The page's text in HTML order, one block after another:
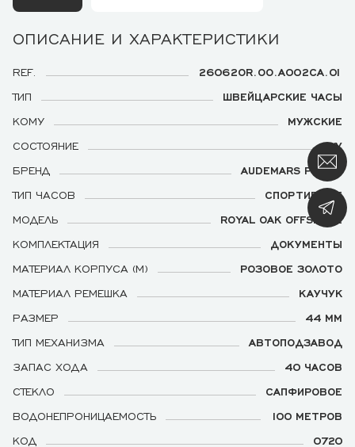
ОПИСАНИЕ И ХАРАКТЕРИСТИКИ
REF.
26062OR.OO.A002CA.01
ТИП
ШВЕЙЦАРСКИЕ ЧАСЫ
КОМУ
МУЖСКИЕ
СОСТОЯНИЕ
Б/У
БРЕНД
AUDEMARS PIGUET
ТИП ЧАСОВ
СПОРТИВНЫЕ
МОДЕЛЬ
ROYAL OAK OFFSHORE
КОМПЛЕКТАЦИЯ
ДОКУМЕНТЫ
МАТЕРИАЛ КОРПУСА (М)
РОЗОВОЕ ЗОЛОТО
МАТЕРИАЛ РЕМЕШКА
КАУЧУК
РАЗМЕР
44 ММ
ТИП МЕХАНИЗМА
АВТОПОДЗАВОД
ЗАПАС ХОДА
40 ЧАСОВ
СТЕКЛО
САПФИРОВОЕ
ВОДОНЕПРОНИЦАЕМОСТЬ
100 МЕТРОВ
КОД
0720